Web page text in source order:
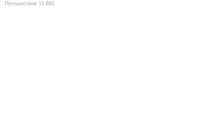
Путешествия 15 885